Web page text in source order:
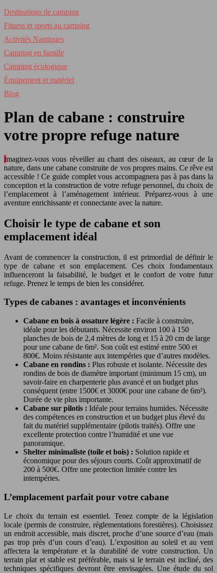
Destinations de camping
Fitness et sports au camping
Activités Nautiques
Camping en famille
Camping écologique
Équipement et matériel
Blog
Plan de cabane : construire
votre propre refuge nature
Imaginez-vous vous réveiller au chant des oiseaux, au cœur de la
nature, dans une cabane construite de vos propres mains. Ce rêve est
accessible ! Ce guide complet vous accompagnera pas à pas dans la
conception et la construction de votre refuge personnel, du choix de
l’emplacement à l’aménagement intérieur. Préparez-vous à une
aventure enrichissante et connectante avec la nature.
Choisir le type de cabane et son
emplacement idéal
Avant de commencer la construction, il est primordial de définir le
type de cabane et son emplacement. Ces choix fondamentaux
influenceront la faisabilité, le budget et le confort de votre futur
refuge. Prenez le temps de bien les considérer.
Types de cabanes : avantages et inconvénients
Cabane en bois à ossature légère : Facile à construire,
idéale pour les débutants. Nécessite environ 100 à 150
planches de bois de 2,4 mètres de long et 15 à 20 cm de large
pour une cabane de 6m². Son coût est estimé entre 500 et
800€. Moins résistante aux intempéries que d’autres modèles.
Cabane en rondins : Plus robuste et isolante. Nécessite des
rondins de bois de diamètre important (minimum 15 cm), un
savoir-faire en charpenterie plus avancé et un budget plus
conséquent (entre 1500€ et 3000€ pour une cabane de 6m²).
Durée de vie plus importante.
Cabane sur pilotis : Idéale pour terrains humides. Nécessite
des compétences en construction et un budget plus élevé du
fait du matériel supplémentaire (pilotis traités). Offre une
excellente protection contre l’humidité et une vue
panoramique.
Shelter minimaliste (toile et bois) : Solution rapide et
économique pour des séjours courts. Coût approximatif de
200 à 500€. Offre une protection limitée contre les
intempéries.
L’emplacement parfait pour votre cabane
Le choix du terrain est essentiel. Tenez compte de la législation
locale (permis de construire, réglementations forestières). Choisissez
un endroit accessible, mais discret, proche d’une source d’eau (mais
pas trop près d’un cours d’eau). L’exposition au soleil et au vent
affectera la température et la durabilité de votre construction. Un
terrain plat et stable est préférable, mais si le terrain est incliné, des
techniques spécifiques devront être envisagées. Une étude du sol